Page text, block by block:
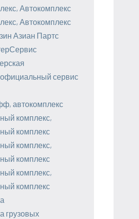
Автокомплекс
Автокомплекс
Азиан Партс
сервис
автокомплекс
комплекс,
комплекс
комплекс,
комплекс
комплекс,
комплекс
грузовых